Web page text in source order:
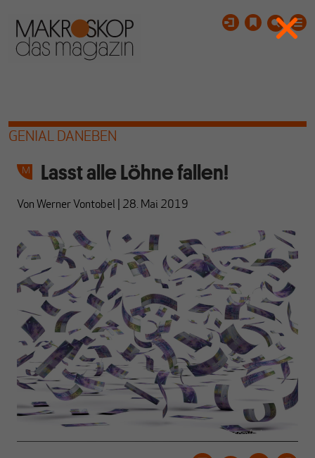
GENIAL DANEBEN
Lasst alle Löhne fallen!
Von Werner Vontobel 28. Mai 2019
istock.com/selensergen